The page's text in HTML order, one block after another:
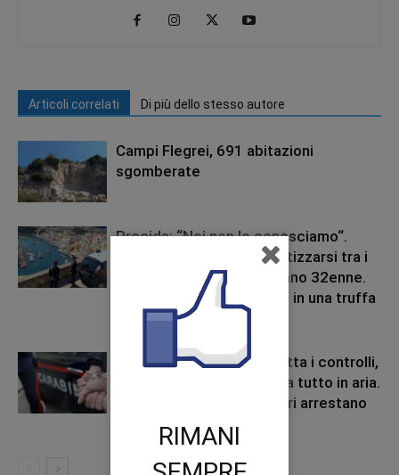
Articoli correlati Di più dello stesso autore
Campi Flegrei, 691 abitazioni
sgomberate
Procida: “Noi non lo conosciamo“.
Truffatore tenta di mimetizzarsi tra i
turisti. Carabinieri arrestano 32enne.
L’uomo è coinvolto anche in una truffa
avvenuta il...
Secondigliano: Non accetta i controlli,
affronta gli agenti e getta tutto in aria.
I video sul web. Carabinieri arrestano
62enneRIMANI